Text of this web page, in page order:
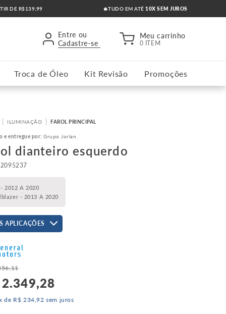
DE R$139,99 🔥TUDO EM ATÉ10X SEM JUROS
Entre ou
Cadastre-se
Meu carrinho
0 ITEM
Troca de Óleo Kit Revisão Promoções
ILUMINAÇÃO FAROL PRINCIPAL
e entregue por:Grupo Jorlan
dianteiro esquerdo
- 2012 A 2020
- 2013 A 2020
APLICAÇÕES
,11
2.349,28
de R$ 234 ,92 sem juros